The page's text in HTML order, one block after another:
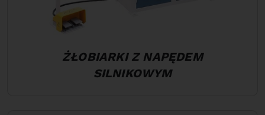
ŻŁOBIARKI Z NAPĘDEM
SILNIKOWYM